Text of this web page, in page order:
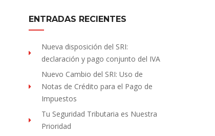
ENTRADAS RECIENTES
Nueva disposición del SRI:
declaración y pago conjunto del IVA
Nuevo Cambio del SRI: Uso de
Notas de Crédito para el Pago de
Impuestos
Tu Seguridad Tributaria es Nuestra
Prioridad